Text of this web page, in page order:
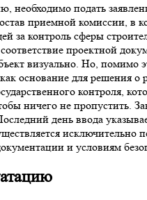
необходимо подать
приемной комиссии, в
за контроль сферы
проектной
визуально. Но, помимо
основание для решения
контроля,
ничего не
день ввода
исключительно
и условиям